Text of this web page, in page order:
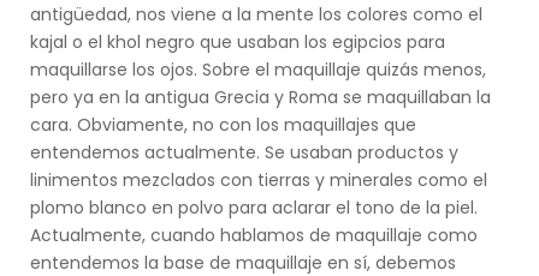
antigüedad, nos viene a la mente los colores como el
kajal o el khol negro que usaban los egipcios para
maquillarse los ojos. Sobre el maquillaje quizás menos,
pero ya en la antigua Grecia y Roma se maquillaban la
cara. Obviamente, no con los maquillajes que
entendemos actualmente. Se usaban productos y
linimentos mezclados con tierras y minerales como el
plomo blanco en polvo para aclarar el tono de la piel.
Actualmente, cuando hablamos de maquillaje como
entendemos la base de maquillaje en sí, debemos